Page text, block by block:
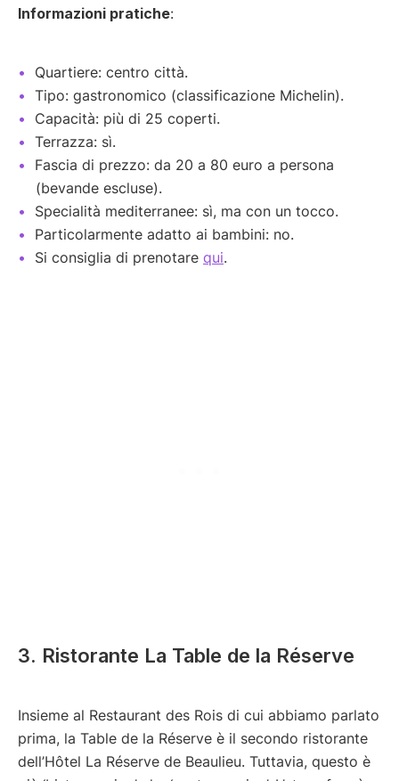
Informazioni pratiche:
Quartiere: centro città.
Tipo: gastronomico (classificazione Michelin).
Capacità: più di 25 coperti.
Terrazza: sì.
Fascia di prezzo: da 20 a 80 euro a persona
(bevande escluse).
Specialità mediterranee: sì, ma con un tocco.
Particolarmente adatto ai bambini: no.
Si consiglia di prenotare qui.
3. Ristorante La Table de la Réserve
Insieme al Restaurant des Rois di cui abbiamo parlato
prima, la Table de la Réserve è il secondo ristorante
dell’Hôtel La Réserve de Beaulieu. Tuttavia, questo è